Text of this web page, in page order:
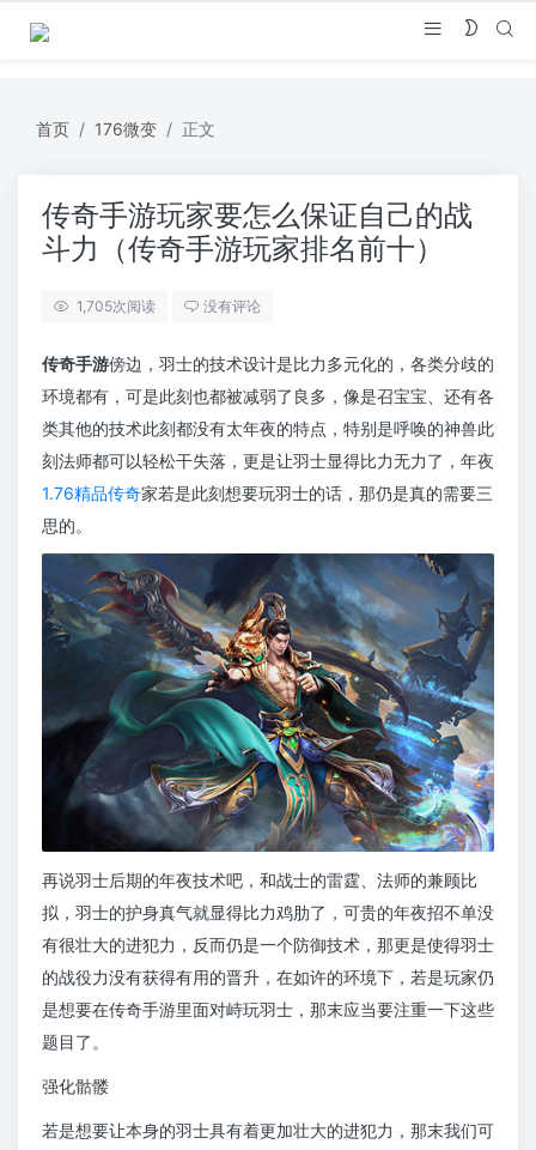
首页 176微变 正文
传奇手游玩家要怎么保证自己的战
斗力（传奇手游玩家排名前十）
1,705次阅读 没有评论
传奇手游傍边，羽士的技术设计是比力多元化的，各类分歧的
环境都有，可是此刻也都被减弱了良多，像是召宝宝、还有各
类其他的技术此刻都没有太年夜的特点，特别是呼唤的神兽此
刻法师都可以轻松干失落，更是让羽士显得比力无力了，年夜
1.76精品传奇家若是此刻想要玩羽士的话，那仍是真的需要三
思的。
再说羽士后期的年夜技术吧，和战士的雷霆、法师的兼顾比
拟，羽士的护身真气就显得比力鸡肋了，可贵的年夜招不单没
有很壮大的进犯力，反而仍是一个防御技术，那更是使得羽士
的战役力没有获得有用的晋升，在如许的环境下，若是玩家仍
是想要在传奇手游里面对峙玩羽士，那末应当要注重一下这些
题目了。
强化骷髅
若是想要让本身的羽士具有着更加壮大的进犯力，那末我们可